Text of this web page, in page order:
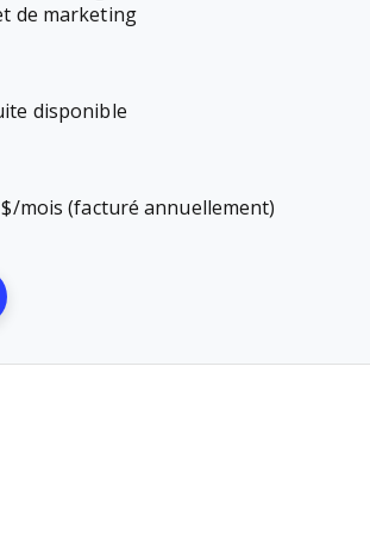
de marketing
disponible
mois (facturé annuellement)